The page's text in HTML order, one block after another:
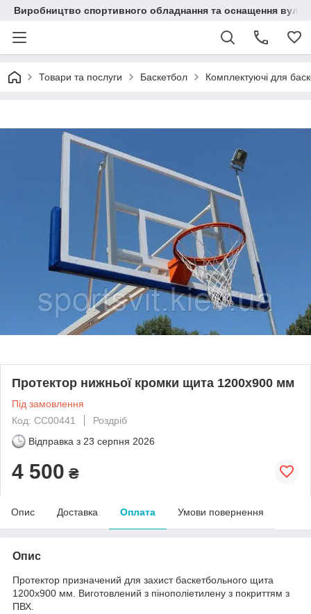
Виробництво спортивного обладнання та оснащення
Товари та послуги Баскетбол Комплектуючі для
Протектор нижньої кромки щита 1200х900 мм
Під замовлення
Код: CC00441
Роздріб
Відправка з 23 серпня 2026
4 500 ₴
Опис Доставка Оплата Умови повернення
Опис
Протектор призначений для захист баскетбольного щита
1200х900 мм. Виготовлений з пінополіетилену з покриттям з
ПВХ.